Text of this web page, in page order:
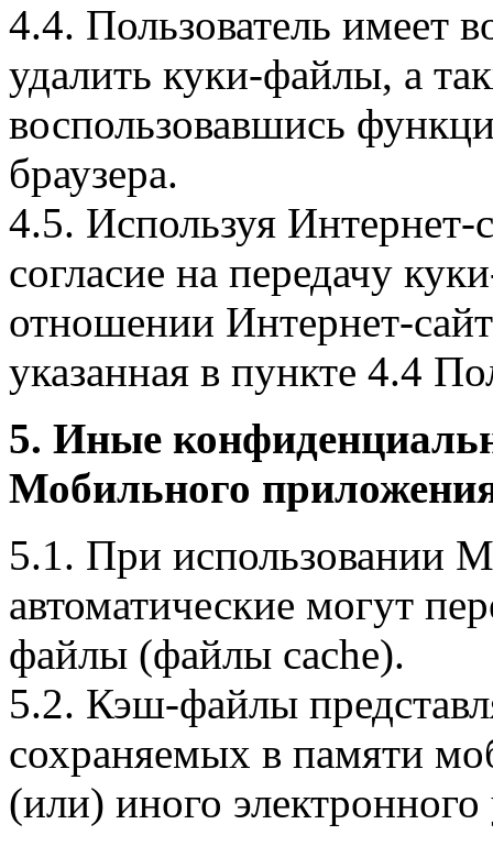
4.4. Пользователь имеет
удалить куки-файлы, а
воспользовавшись
браузера.
4.5. Используя Интернет-
согласие на передачу
отношении Интернет-
указанная в пункте 4.4
5. Иные
Мобильного
5.1. При использовании
автоматические могут
файлы (файлы cache).
5.2. Кэш-файлы
сохраняемых в памяти
(или) иного электронного